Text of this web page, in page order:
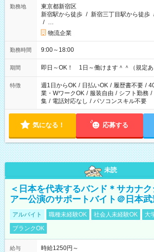
勤務地
東京都新宿区
新宿駅から徒歩 / 新宿三丁目駅から徒歩
/ …
物流企業
勤務時間 9:00～18:00
期間 即日～OK！ 1日～働けます＾＾（規定あ
特徴 週1日からOK / 日払いOK / 履歴書不要 /
業・WワークOK / 服装自由 / シフト勤務 /
集 / 電話対応なし / パソコンスキル不要
気になる！ 応募する
未読
＜日本を代表するバンド＊サカナ
アー公演のサポートバイト＠日本
アルバイト 職種未経験OK 社会人未経験OK
大
ブランクOK
給与
時給1250円～